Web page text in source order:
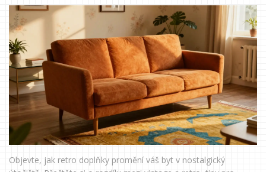
Objevte, jak retro doplňky promění váš byt v nostalgický